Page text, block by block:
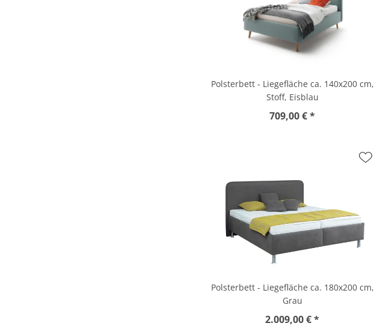
Polsterbett - Liegefläche ca. 140x200 cm,
Stoff, Eisblau
709,00 € *
Polsterbett - Liegefläche ca. 180x200 cm,
Grau
2.009,00 € *